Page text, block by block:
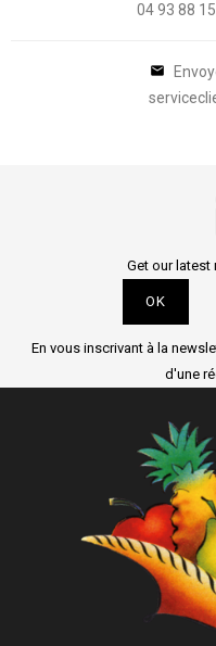
04 93 88

Get our latest
En vous inscrivant à la
d'une